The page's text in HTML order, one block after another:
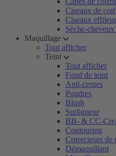
Ciseaux de
Ciseaux
Sèche-
Maquillage
Tout afficher
Teint
Tout afficher
Fond de teint
Anti-cernes
Poudres
Blush
Surligneur
BB- & CC-
Contouring
Correcteurs de
Démaquillant